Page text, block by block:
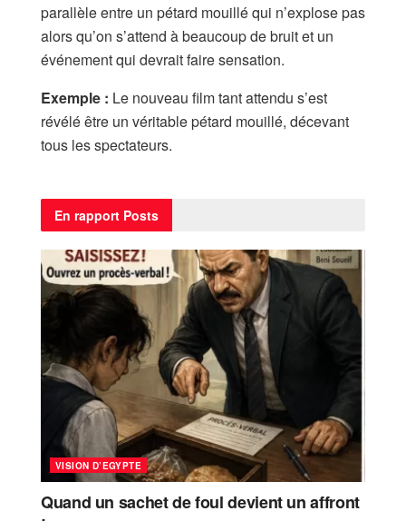
parallèle entre un pétard mouillé qui n’explose pas
alors qu’on s’attend à beaucoup de bruit et un
événement qui devrait faire sensation.
Exemple : Le nouveau film tant attendu s’est
révélé être un véritable pétard mouillé, décevant
tous les spectateurs.
En rapport Posts
VISION D’EGYPTE
Quand un sachet de foul devient un affront